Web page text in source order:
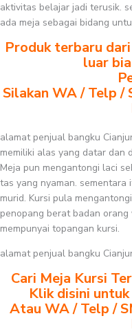
aktivitas belajar jadi terusik.
ada meja sebagai bidang
Produk terbaru
luar
Silakan WA / Telp /
alamat penjual bangku
memiliki alas yang datar dan
Meja pun mengantongi laci
tas yang nyaman.
murid. Kursi pula
penopang berat badan
mempunyai topangan kursi.
alamat penjual bangku
Cari Meja Kursi
Klik disini untuk
Atau WA / Telp /